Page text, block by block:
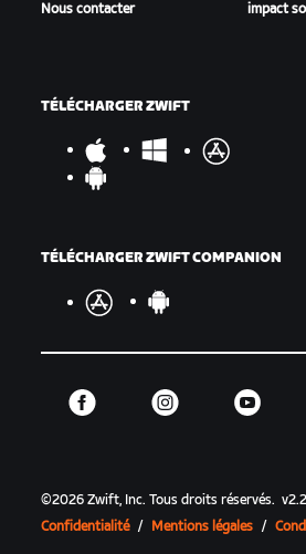
Nous contacter
impact
TÉLÉCHARGER ZWIFT
TÉLÉCHARGER ZWIFT COMPANION
©2026 Zwift, Inc.Tous droits réservés. v
Confidentialité / Mentions légales /